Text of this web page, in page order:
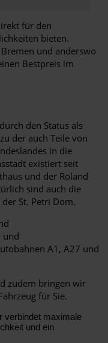
für den
bieten.
und anderswo
Bestpreis im
den Status als
der auch Teile von
in die
existiert seit
und der Roland
sind auch die
St. Petri Dom.
und
A1, A27 und
zudem bringen wir
für Sie.
verbindet maximale
und ein